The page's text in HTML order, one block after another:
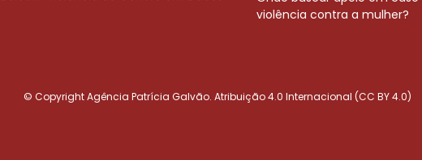
violência contra a mulher?
© Copyright Agência Patrícia Galvão. Atribuição 4.0 Internacional (CC BY 4.0)